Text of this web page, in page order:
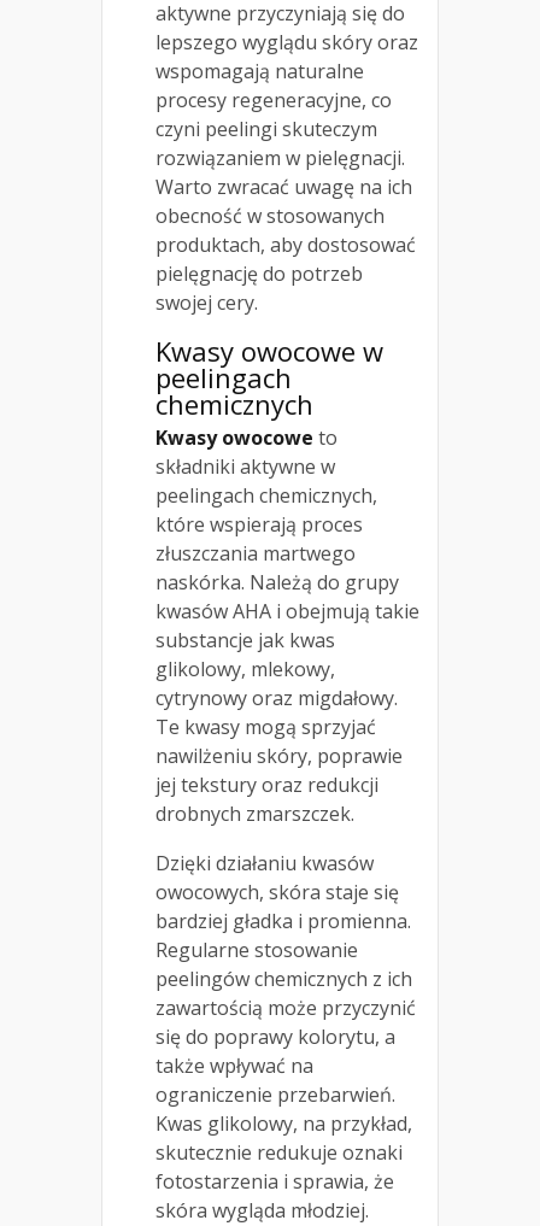
aktywne przyczyniają się do
lepszego wyglądu skóry oraz
wspomagają naturalne
procesy regeneracyjne, co
czyni peelingi skuteczym
rozwiązaniem w pielęgnacji.
Warto zwracać uwagę na ich
obecność w stosowanych
produktach, aby dostosować
pielęgnację do potrzeb
swojej cery.
Kwasy owocowe w
peelingach
chemicznych
Kwasy owocowe to
składniki aktywne w
peelingach chemicznych,
które wspierają proces
złuszczania martwego
naskórka. Należą do grupy
kwasów AHA i obejmują takie
substancje jak kwas
glikolowy, mlekowy,
cytrynowy oraz migdałowy.
Te kwasy mogą sprzyjać
nawilżeniu skóry, poprawie
jej tekstury oraz redukcji
drobnych zmarszczek.
Dzięki działaniu kwasów
owocowych, skóra staje się
bardziej gładka i promienna.
Regularne stosowanie
peelingów chemicznych z ich
zawartością może przyczynić
się do poprawy kolorytu, a
także wpływać na
ograniczenie przebarwień.
Kwas glikolowy, na przykład,
skutecznie redukuje oznaki
fotostarzenia i sprawia, że
skóra wygląda młodziej.